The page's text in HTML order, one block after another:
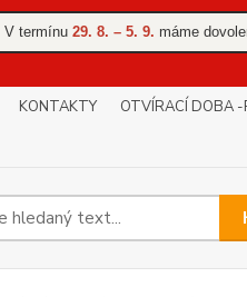
V termínu 29. 8. – 5. 9. máme
KONTAKTY OTVÍRACÍ DOBA -